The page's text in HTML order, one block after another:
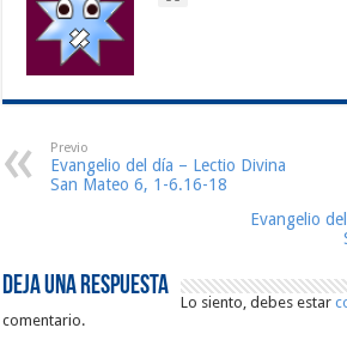
Previo
Evangelio del día – Lectio Divina
San Mateo 6, 1-6.16-18
Evangelio
Deja una respuesta
Lo siento, debes estar
comentario.